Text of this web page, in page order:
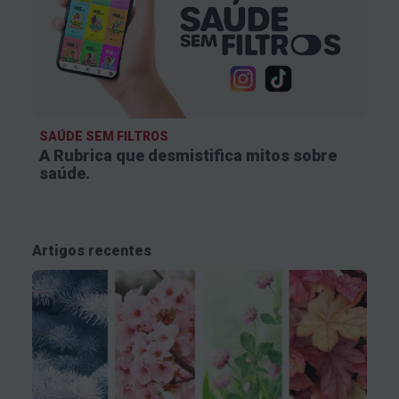
Como medir em casa?
A medição da tensão arterial deve ser realizada
por um profissional de saúde, para assegurar a
SAÚDE SEM FILTROS
A Rubrica que desmistifica mitos sobre
saúde.
Artigos recentes